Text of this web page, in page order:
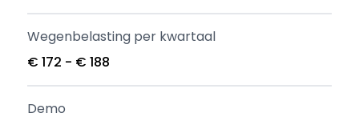
Wegenbelasting per kwartaal
€ 172 - € 188
Demo